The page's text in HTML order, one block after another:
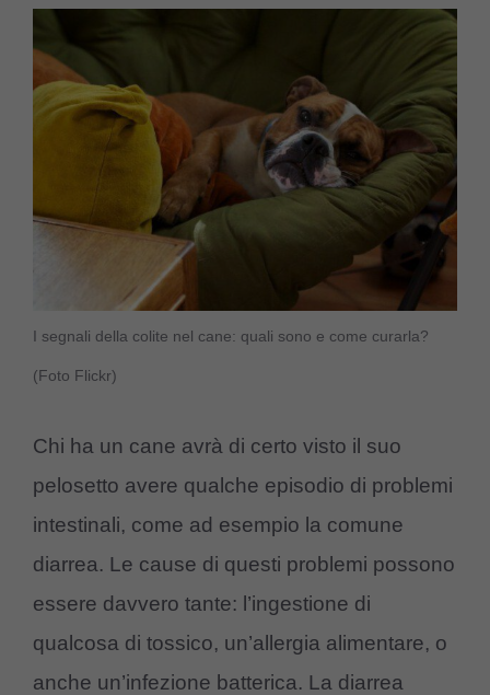
I segnali della colite nel cane: quali sono e come curarla?
(Foto Flickr)
Chi ha un cane avrà di certo visto il suo
pelosetto avere qualche episodio di problemi
intestinali, come ad esempio la comune
diarrea. Le cause di questi problemi possono
essere davvero tante: l’ingestione di
qualcosa di tossico, un’allergia alimentare, o
anche un’infezione batterica. La diarrea